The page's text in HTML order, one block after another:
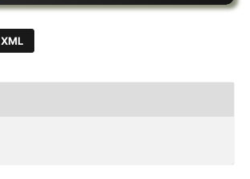
XML